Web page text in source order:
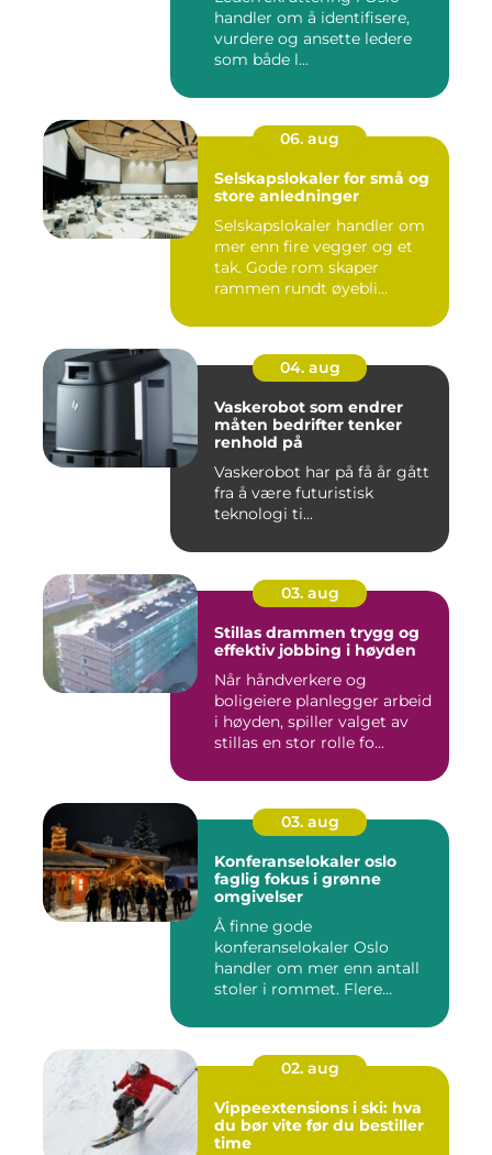
handler om å identifisere,
vurdere og ansette ledere
som både l...
06. aug
Selskapslokaler for små og
store anledninger
Selskapslokaler handler om
mer enn fire vegger og et
tak. Gode rom skaper
rammen rundt øyebli...
04. aug
Vaskerobot som endrer
måten bedrifter tenker
renhold på
Vaskerobot har på få år gått
fra å være futuristisk
teknologi ti...
03. aug
Stillas drammen trygg og
effektiv jobbing i høyden
Når håndverkere og
boligeiere planlegger arbeid
i høyden, spiller valget av
stillas en stor rolle fo...
03. aug
Konferanselokaler oslo
faglig fokus i grønne
omgivelser
Å finne gode
konferanselokaler Oslo
handler om mer enn antall
stoler i rommet. Flere
02. aug
Vippeextensions i ski: hva
du bør vite før du bestiller
time